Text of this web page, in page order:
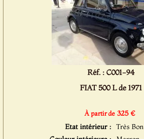
Réf. : C001-94
FIAT 500 L de 1971
À partir de 325 €
Etat intérieur : Très Bon